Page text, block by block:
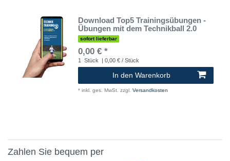
Download Top5 Trainingsübungen -
Übungen mit dem Technikball 2.0
sofort lieferbar
0,00 € *
1 Stück | 0,00 € / Stück
In den Warenkorb
* inkl. ges. MwSt. zzgl. Versandkosten
Zahlen Sie bequem per